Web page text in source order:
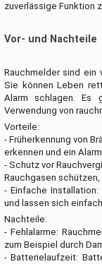
zuverlässige Funktion
Vor- und Nachteile
Rauchmelder sind ein
Sie können Leben
Alarm schlagen.
Verwendung von
Vorteile:
- Früherkennung von
erkennen und ein
- Schutz vor
Rauchgasen
- Einfache
und lassen sich
Nachteile:
- Fehlalarme:
zum Beispiel durch
- Batterielaufzeit: